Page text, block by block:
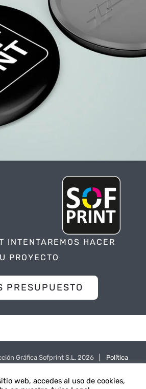
personalizadas
Personalización
INTENTAREMOS HACER
PROYECTO
PRESUPUESTO
Gráfica Sofprint S.L. 2026 | Política
web, accedes al uso de cookies,